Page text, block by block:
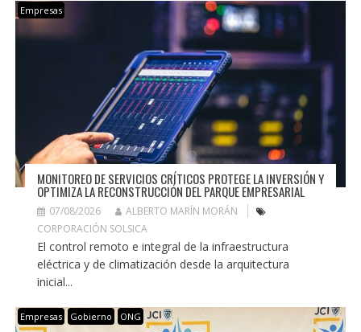
Empresas
MONITOREO DE SERVICIOS CRÍTICOS PROTEGE LA INVERSIÓN Y
OPTIMIZA LA RECONSTRUCCIÓN DEL PARQUE EMPRESARIAL
07/08/2026
ALBERTO MARÍN MORÁN
CORPORACIÓN SOLSICA
El control remoto e integral de la infraestructura
eléctrica y de climatización desde la arquitectura
inicial...
Empresas Gobierno ONG